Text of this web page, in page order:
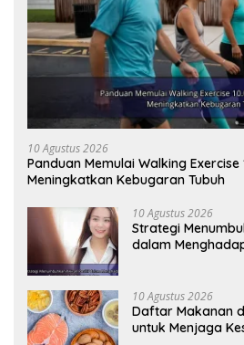
10 Agustus 2026
Panduan Memulai Walking
Meningkatkan Kebugaran Tubuh
10 Agustus 2026
Strategi
dalam
10 Agustus 2026
Daftar Makanan
untuk Menjaga